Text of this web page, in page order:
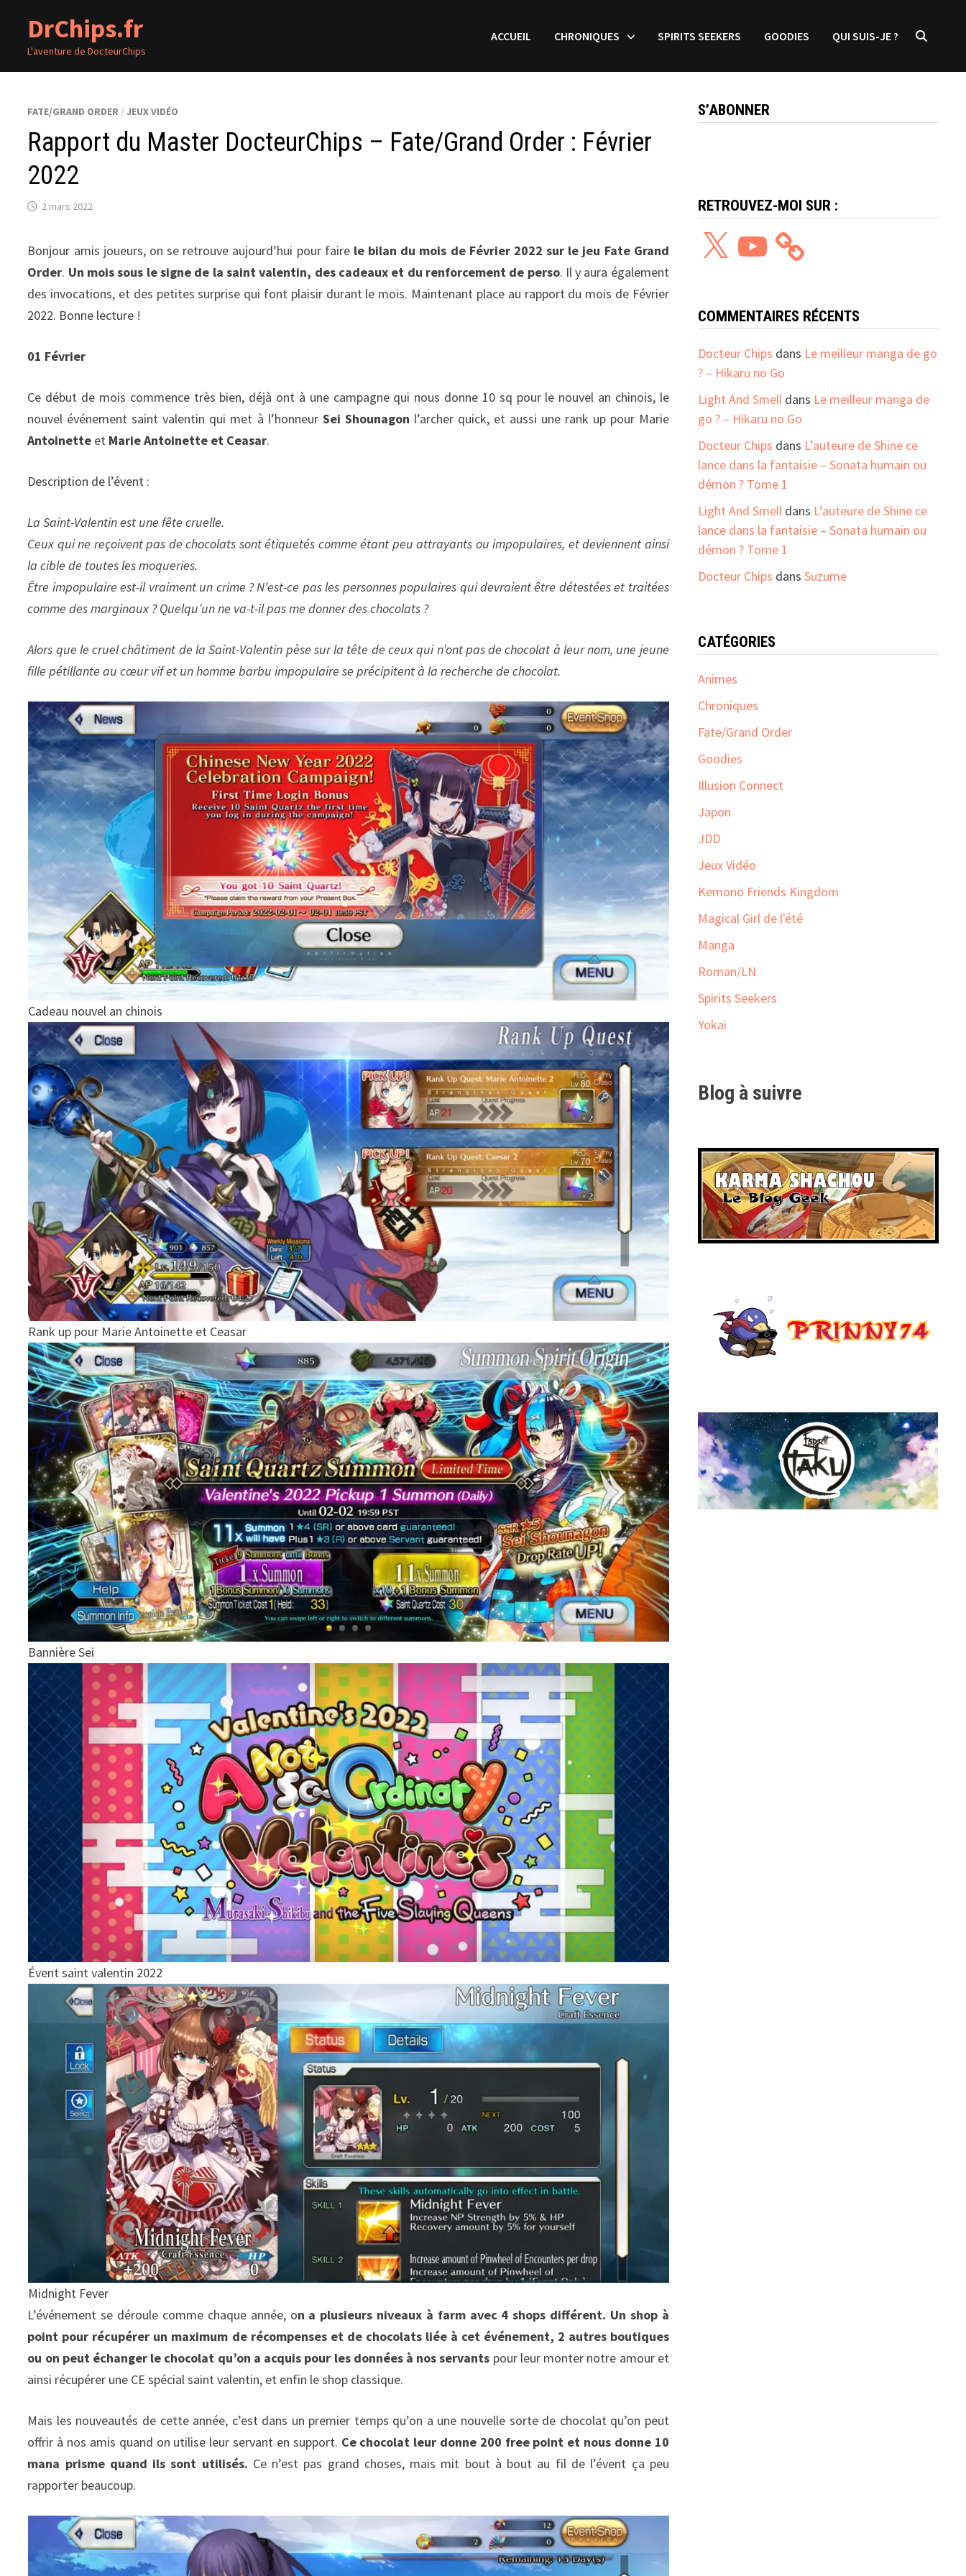
contenu
DrChips.fr
L'aventure de DocteurChips
ACCUEIL CHRONIQUES SPIRITS SEEKERS GOODIES QUI SUIS-JE ?
FATE/GRAND ORDER /JEUX VIDÉO
Rapport du Master DocteurChips – Fate/Grand Order : Février
2022
2 mars 2022
Bonjour amis joueurs, on se retrouve aujourd’hui pour faire le bilan du mois de Février 2022 sur le jeu Fate Grand
Order. Un mois sous le signe de la saint valentin, des cadeaux et du renforcement de perso. Il y aura également
des invocations, et des petites surprise qui font plaisir durant le mois. Maintenant place au rapport du mois de Février
2022. Bonne lecture !
01 Février
Ce début de mois commence très bien, déjà ont à une campagne qui nous donne 10 sq pour le nouvel an chinois, le
nouvel événement saint valentin qui met à l’honneur Sei Shounagon l’archer quick, et aussi une rank up pour Marie
Antoinette et Marie Antoinette et Ceasar.
Description de l’évent :
La Saint-Valentin est une fête cruelle.
Ceux qui ne reçoivent pas de chocolats sont étiquetés comme étant peu attrayants ou impopulaires, et deviennent ainsi
la cible de toutes les moqueries.
Être impopulaire est-il vraiment un crime ? N’est-ce pas les personnes populaires qui devraient être détestées et traitées
comme des marginaux ? Quelqu’un ne va-t-il pas me donner des chocolats ?
Alors que le cruel châtiment de la Saint-Valentin pèse sur la tête de ceux qui n’ont pas de chocolat à leur nom, une jeune
fille pétillante au cœur vif et un homme barbu impopulaire se précipitent à la recherche de chocolat.
Cadeau nouvel an chinois
Rank up pour Marie Antoinette et Ceasar
Bannière Sei
Évent saint valentin 2022
Midnight Fever
L’événement se déroule comme chaque année, on a plusieurs niveaux à farm avec 4 shops différent. Un shop à
point pour récupérer un maximum de récompenses et de chocolats liée à cet événement, 2 autres boutiques
ou on peut échanger le chocolat qu’on a acquis pour les données à nos servants pour leur monter notre amour et
ainsi récupérer une CE spécial saint valentin, et enfin le shop classique.
Mais les nouveautés de cette année, c’est dans un premier temps qu’on a une nouvelle sorte de chocolat qu’on peut
offrir à nos amis quand on utilise leur servant en support. Ce chocolat leur donne 200 free point et nous donne 10
mana prisme quand ils sont utilisés. Ce n’est pas grand choses, mais mit bout à bout au fil de l’évent ça peu
rapporter beaucoup.
S’ABONNER
RETROUVEZ-MOI SUR :
YouTube
COMMENTAIRES RÉCENTS
Docteur Chips dans Le meilleur manga de go
? – Hikaru no Go
Light And Smelldans Le meilleur manga de
go ? – Hikaru no Go
Docteur Chips dans L’auteure de Shine ce
lance dans la fantaisie – Sonata humain ou
démon ? Tome 1
Light And Smelldans L’auteure de Shine ce
lance dans la fantaisie – Sonata humain ou
démon ? Tome 1
Docteur Chips dans Suzume
CATÉGORIES
Animes
Chroniques
Fate/Grand Order
Goodies
Illusion Connect
Japon
JDD
Jeux Vidéo
Kemono Friends Kingdom
Magical Girl de l'été
Manga
Roman/LN
Spirits Seekers
Yokai
Blog à suivre